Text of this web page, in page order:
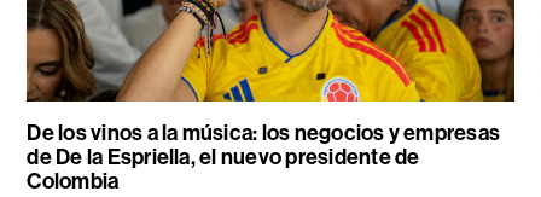
De los vinos a la música: los negocios y empresas
de De la Espriella, el nuevo presidente de
Colombia